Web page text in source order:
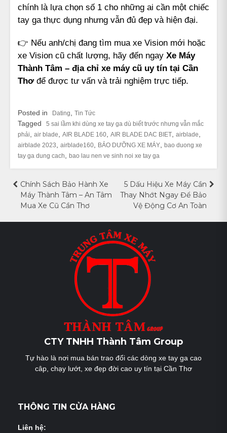
chính là lựa chọn số 1 cho những ai cần một chiếc
tay ga thực dụng nhưng vẫn đủ đẹp và hiện đại.
👉 Nếu anh/chị đang tìm mua xe Vision mới hoặc
xe Vision cũ chất lượng, hãy đến ngay Xe Máy
Thành Tâm – địa chỉ xe máy cũ uy tín tại Cần
Thơđể được tư vấn và trải nghiệm trực tiếp.
Posted in Dating Tin Tức
Tagged
5 sai lầm khi dùng xe tay ga dù biết trước nhưng vẫn mắc
phải
air blade AIR BLADE 160 AIR BLADE DAC BIET airblade
airblade 2023 airblade160 BẢO DƯỠNG XE MÁY bao duong xe
tay ga dung cach
bao lau nen ve sinh noi xe tay ga
Điều
hướng
bài
Chính Sách Bảo Hành Xe
Máy Thành Tâm – An Tâm
Mua Xe Cũ Cần Thơ
5 Dấu Hiệu Xe Máy Cần
Thay Nhớt Ngay Để Bảo
Vệ Động Cơ An Toàn
CTY TNHH Thành Tâm Group
Tự hào là nơi mua bán trao đổi các dòng xe tay ga cao
câp, chạy lướt, xe đẹp đời cao uy tín tại Cần Thơ
THÔNG TIN CỬA HÀNG
Liên hệ: